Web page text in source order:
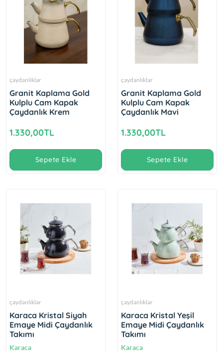
çaydanlıklar
Granit Kaplama Gold
Kulplu Cam Kapak
Çaydanlık Krem
1.330,00TL
Sepete Ekle
çaydanlıklar
Granit Kaplama Gold
Kulplu Cam Kapak
Çaydanlık Mavi
1.330,00TL
Sepete Ekle
çaydanlıklar
Karaca Kristal Siyah
Emaye Midi Çaydanlık
Takımı
Karaca
çaydanlıklar
Karaca Kristal Yeşil
Emaye Midi Çaydanlık
Takımı
Karaca